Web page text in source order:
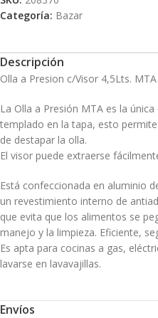
Categoría: Bazar
Descripción
Olla a Presion c/Visor 4,5Lts. MTA
La Olla a Presión MTA es la
templado en la tapa, esto
de destapar la olla.
El visor puede extraerse
Está confeccionada en aluminio
un revestimiento interno de
que evita que los alimentos se
manejo y la limpieza. Eficiente,
Es apta para cocinas a gas,
lavarse en lavavajillas.
Envíos